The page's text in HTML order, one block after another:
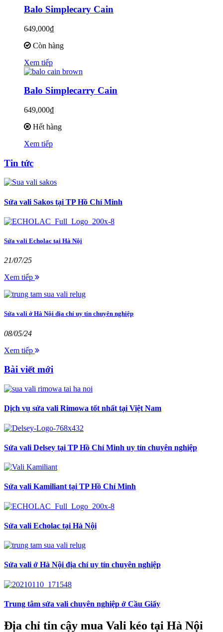
Balo Simplecary Cain
649,000₫
Còn hàng
Xem tiếp
Balo Simplecarry Cain
649,000₫
Hết hàng
Xem tiếp
Tin tức
Sửa vali Sakos tại TP Hồ Chí Minh
Sửa vali Echolac tại Hà Nội
21/07/25
Xem tiếp
Sửa vali ở Hà Nội địa chỉ uy tín chuyên nghiệp
08/05/24
Xem tiếp
Bài viết mới
Dịch vụ sửa vali Rimowa tốt nhất tại Việt Nam
Sửa vali Delsey tại TP Hồ Chí Minh uy tín chuyên nghiệp
Sửa vali Kamiliant tại TP Hồ Chí Minh
Sửa vali Echolac tại Hà Nội
Sửa vali ở Hà Nội địa chỉ uy tín chuyên nghiệp
Trung tâm sửa vali chuyên nghiệp ở Cầu Giấy
Địa chỉ tin cậy mua Vali kéo tại Hà Nội